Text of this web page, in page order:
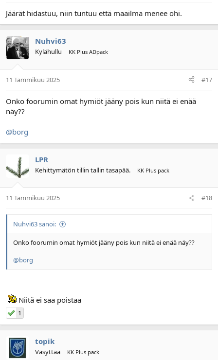
Jäärät hidastuu, niin tuntuu että maailma menee ohi.
Nuhvi63
Kylähullu KK Plus ADpack
11 Tammikuu 2025 #17
Onko foorumin omat hymiöt jääny pois kun niitä ei enää
näy??
@borg
LPR
Kehittymätön tillin tallin tasapää. KK Plus pack
11 Tammikuu 2025 #18
Nuhvi63 sanoi:
Onko foorumin omat hymiöt jääny pois kun niitä ei enää näy??
@borg
Niitä ei saa poistaa
1
topik
Väsyttää KK Plus pack